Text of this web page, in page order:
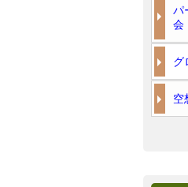
パ
会
グ
空